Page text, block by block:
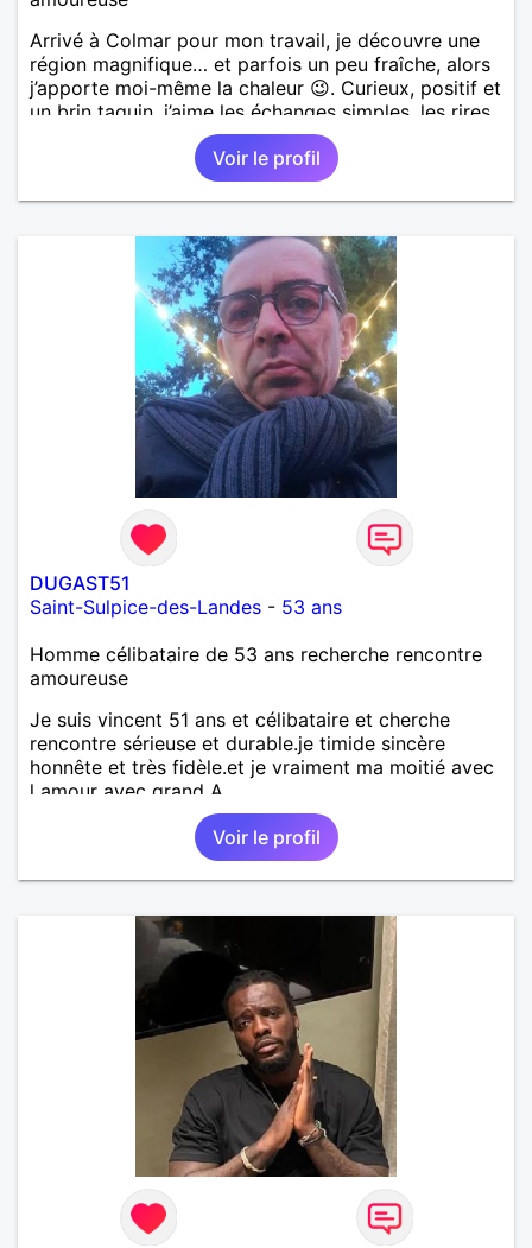
Arrivé à Colmar pour mon travail, je découvre une
région magnifique… et parfois un peu fraîche, alors
j’apporte moi-même la chaleur 😉. Curieux, positif et
un brin taquin, j’aime les échanges simples, les rires
spontanés et les moments où tout semble naturel.
Mon entourage dit que je suis quelqu’un de fiable,
avec du caractère mais toujours bienveillant. Je
crois que la complicité, l’humour et l’envie d’avancer
aimez les hommes qui savent ce qu’ils veulent, qui
ont encore le goût des vraies rencontres et un sens
certain de la dérision… alors on risque de bien
Voir le profil
DUGAST51
Saint-Sulpice-des-Landes - 53 ans
Homme célibataire de 53 ans recherche rencontre
amoureuse
Je suis vincent 51 ans et célibataire et cherche
rencontre sérieuse et durable.je timide sincère
honnête et très fidèle.et je vraiment ma moitié avec
l amour avec grand A
Voir le profil